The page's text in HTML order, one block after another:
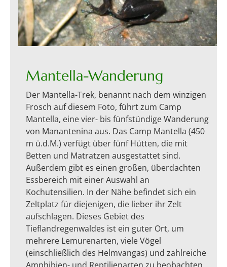
Mantella-Wanderung
Der Mantella-Trek, benannt nach dem winzigen
Frosch auf diesem Foto, führt zum Camp
Mantella, eine vier- bis fünfstündige Wanderung
von Manantenina aus. Das Camp Mantella (450
m ü.d.M.) verfügt über fünf Hütten, die mit
Betten und Matratzen ausgestattet sind.
Außerdem gibt es einen großen, überdachten
Essbereich mit einer Auswahl an
Kochutensilien. In der Nähe befindet sich ein
Zeltplatz für diejenigen, die lieber ihr Zelt
aufschlagen. Dieses Gebiet des
Tieflandregenwaldes ist ein guter Ort, um
mehrere Lemurenarten, viele Vögel
(einschließlich des Helmvangas) und zahlreiche